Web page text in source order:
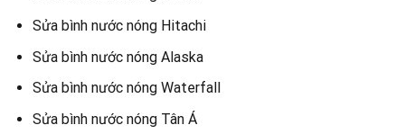
Sửa bình nước nóng Hitachi
Sửa bình nước nóng Alaska
Sửa bình nước nóng Waterfall
Sửa bình nước nóng Tân Á